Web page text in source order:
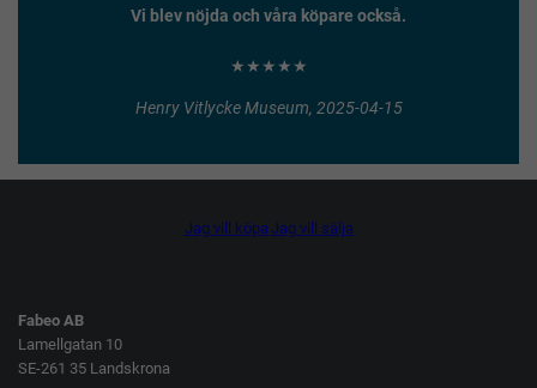
Vi blev nöjda och våra köpare också.
★★★★★
Henry Vitlycke Museum, 2025-04-15
Jag vill köpa Jag vill sälja
Fabeo AB
Lamellgatan 10
SE-261 35 Landskrona